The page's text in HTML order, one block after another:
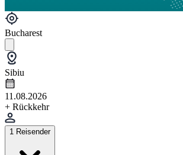
Bucharest
Sibiu
11.08.2026
+ Rückkehr
1 Reisender